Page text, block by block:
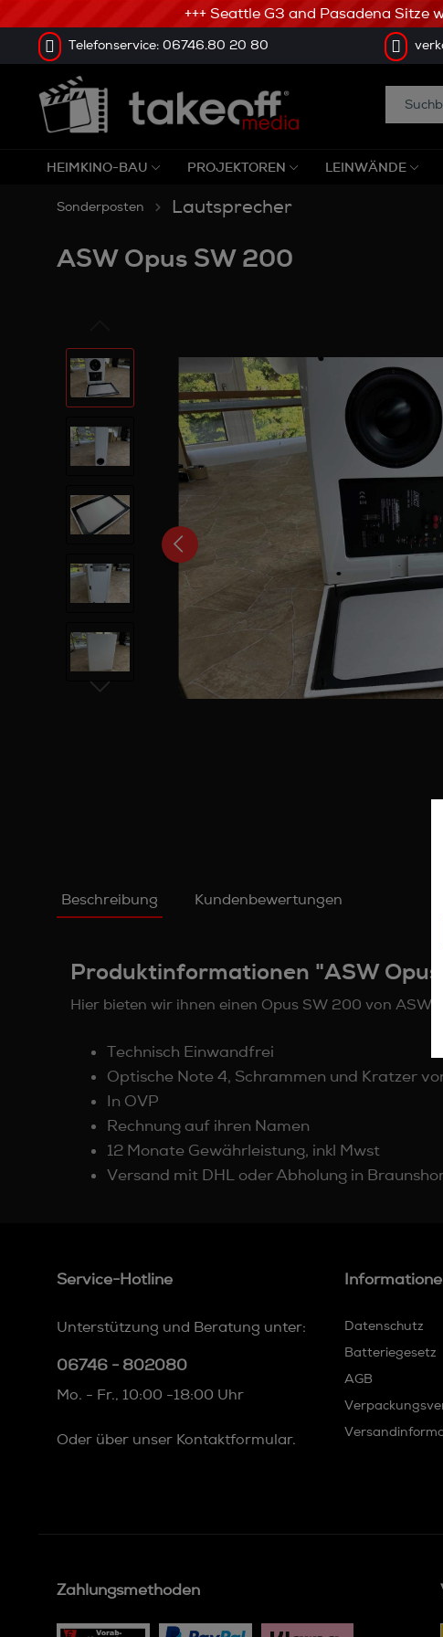
Telefonservice: 06746.80 20 80
+++ Seattle G3 and Pasadena Sitze
HEIMKINO-BAU PROJEKTOREN LEINWÄNDE
Sonderposten Lautsprecher
ASW Opus SW 200
Beschreibung Kundenbewertungen
Produktinformationen "ASW Opus
Hier bieten wir ihnen einen Opus SW 200 von ASW
Technisch Einwandfrei
Optische Note 4, Schrammen und Kratzer
In OVP
Rechnung auf ihren Namen
12 Monate Gewährleistung, inkl Mwst
Versand mit DHL oder Abholung in
Service-Hotline
Unterstützung und Beratung unter:
06746 - 802080
Mo. - Fr., 10:00 -18:00 Uhr
Oder über unser Kontaktformular.
Datenschutz
Batteriegesetz
AGB
Zahlungsmethoden